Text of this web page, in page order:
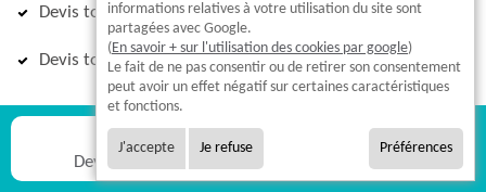
Devis gratuit Appel
Devis toiture Riboux
Devis toiture Aix En Provence
informations relatives à votre utilisation du site sont
partagées avec Google.
(En savoir + sur l'utilisation des cookies par google)
Le fait de ne pas consentir ou de retirer son consentement
peut avoir un effet négatif sur certaines caractéristiques
et fonctions.
J'accepte Je refuse Préférences
5.0
Lire nos371avis